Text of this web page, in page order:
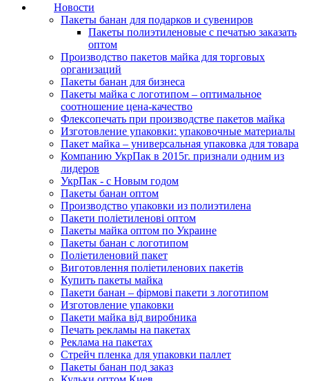
Новости
Пакеты банан для подарков и сувениров
Пакеты полиэтиленовые с печатью заказать
оптом
Производство пакетов майка для торговых
организаций
Пакеты банан для бизнеса
Пакеты майка с логотипом – оптимальное
соотношение цена-качество
Флексопечать при производстве пакетов майка
Изготовление упаковки: упаковочные материалы
Пакет майка – универсальная упаковка для товара
Компанию УкрПак в 2015г. признали одним из
лидеров
УкрПак - с Новым годом
Пакеты банан оптом
Производство упаковки из полиэтилена
Пакети поліетиленові оптом
Пакеты майка оптом по Украине
Пакеты банан с логотипом
Поліетиленовий пакет
Виготовлення поліетиленових пакетів
Купить пакеты майка
Пакети банан – фірмові пакети з логотипом
Изготовление упаковки
Пакети майка від виробника
Печать рекламы на пакетах
Реклама на пакетах
Стрейч пленка для упаковки паллет
Пакеты банан под заказ